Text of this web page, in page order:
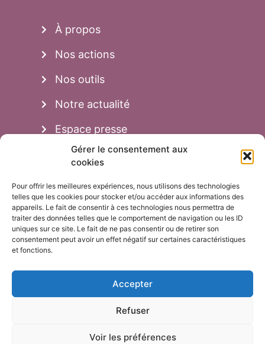
Gérer le consentement aux
cookies
Pour offrir les meilleures expériences, nous utilisons des technologies
telles que les cookies pour stocker et/ou accéder aux informations des
appareils. Le fait de consentir à ces technologies nous permettra de
traiter des données telles que le comportement de navigation ou les ID
uniques sur ce site. Le fait de ne pas consentir ou de retirer son
consentement peut avoir un effet négatif sur certaines caractéristiques
et fonctions.
Accepter
Refuser
Voir les préférences
À propos
Nos actions
Nos outils
Notre actualité
Espace presse
Aussi...
Adhésion
Faire un don
Achats de jeux
Mentions légales